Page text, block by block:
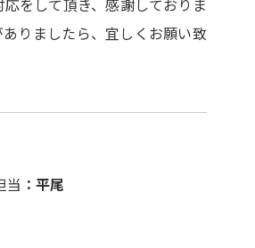
をして頂き、感謝しておりま
ありましたら、宜しくお願い致
当 平尾